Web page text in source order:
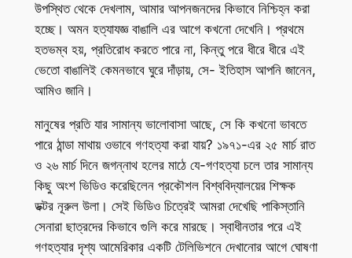
উপস্থিত থেকে দেখলাম, আমার আপনজনদের কিভাবে নিশ্চিহ্ন করা
হচ্ছে। অমন হত্যাযজ্ঞ বাঙালি এর আগে কখনো দেখেনি। প্রথমে
হতভম্ব হয়, প্রতিরোধ করতে পারে না, কিন্তু পরে ধীরে ধীরে এই
ভেতো বাঙালিই কেমনভাবে ঘুরে দাঁড়ায়, সে- ইতিহাস আপনি জানেন,
আমিও জানি।
মানুষের প্রতি যার সামান্য ভালোবাসা আছে, সে কি কখনো ভাবতে
পারে ঠান্ডা মাথায় ওভাবে গণহত্যা করা যায়? ১৯৭১-এর ২৫ মার্চ রাত
ও ২৬ মার্চ দিনে জগন্নাথ হলের মাঠে যে-গণহত্যা চলে তার সামান্য
কিছু অংশ ভিডিও করেছিলেন প্রকৌশল বিশ্ববিদ্যালয়ের শিক্ষক
ডক্টর নূরুল উলা। সেই ভিডিও চিত্রেই আমরা দেখেছি পাকিস্তানি
সেনারা ছাত্রদের কিভাবে গুলি করে মারছে। স্বাধীনতার পরে এই
গণহত্যার দৃশ্য আমেরিকার একটি টেলিভিশনে দেখানোর আগে ঘোষণা